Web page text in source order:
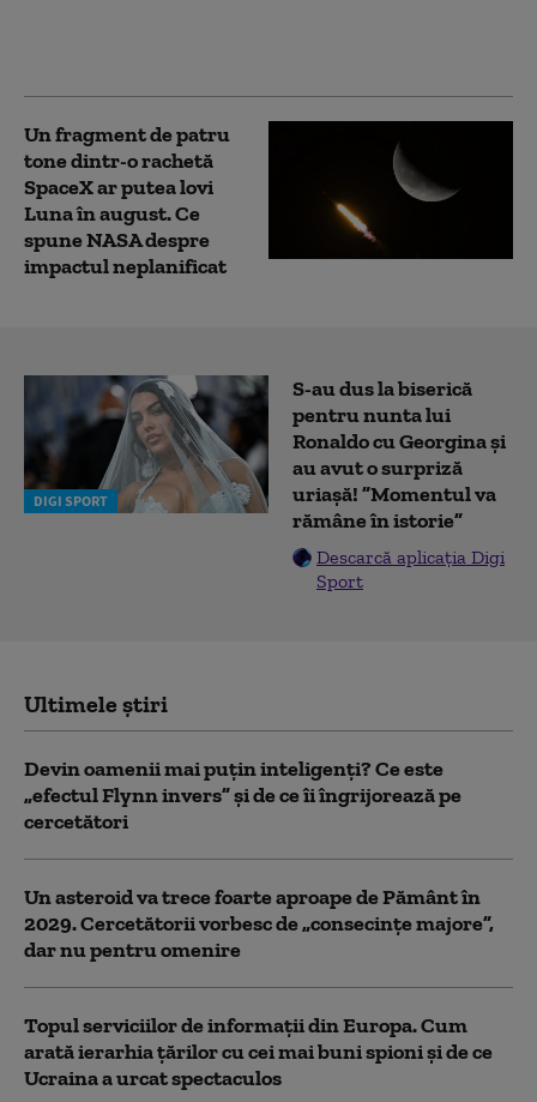
Un fragment de patru
tone dintr-o rachetă
SpaceX ar putea lovi
Luna în august. Ce
spune NASA despre
impactul neplanificat
DIGI SPORT
S-au dus la biserică
pentru nunta lui
Ronaldo cu Georgina și
au avut o surpriză
uriașă! ”Momentul va
rămâne în istorie”
Descarcă aplicația Digi
Sport
Ultimele știri
Devin oamenii mai puțin inteligenți? Ce este
„efectul Flynn invers” și de ce îi îngrijorează pe
cercetători
Un asteroid va trece foarte aproape de Pământ în
2029. Cercetătorii vorbesc de „consecințe majore”,
dar nu pentru omenire
Topul serviciilor de informații din Europa. Cum
arată ierarhia țărilor cu cei mai buni spioni și de ce
Ucraina a urcat spectaculos